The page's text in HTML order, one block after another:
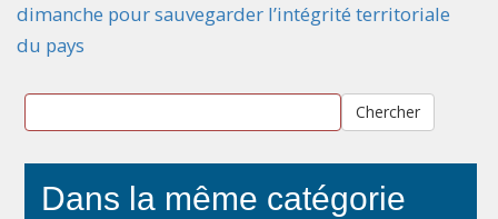
dimanche pour sauvegarder l’intégrité territoriale
du pays
Chercher
Dans la même catégorie